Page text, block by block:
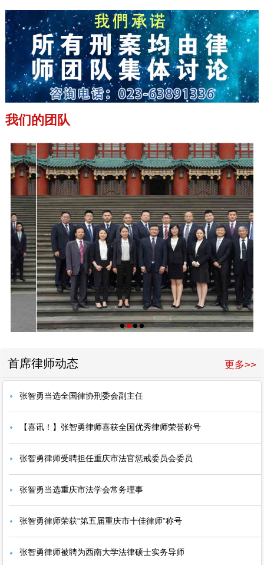
我们的团队
更多>>
首席律师动态
张智勇当选全国律协刑委会副主任
【喜讯！】张智勇律师喜获全国优秀律师荣誉称号
张智勇律师受聘担任重庆市法官惩戒委员会委员
张智勇当选重庆市法学会常务理事
张智勇律师荣获“第五届重庆市十佳律师”称号
张智勇律师被聘为西南大学法律硕士实务导师